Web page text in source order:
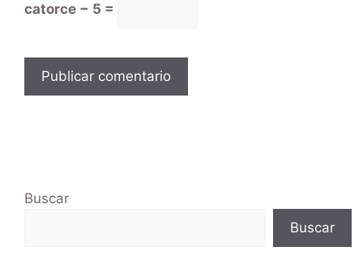
catorce − 5 =
Buscar
Buscar